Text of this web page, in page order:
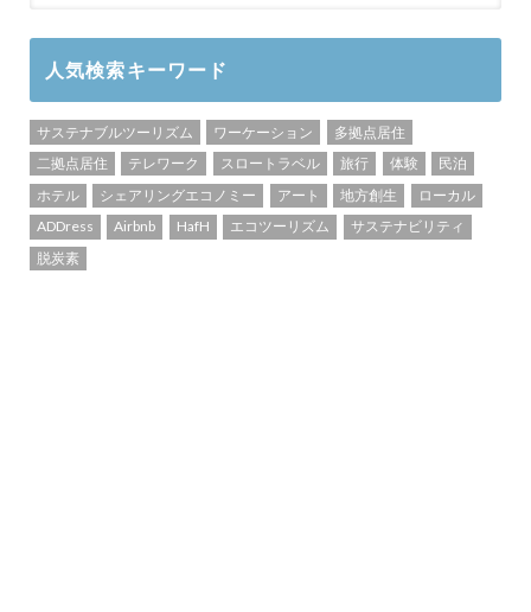
人気検索キーワード
サステナブルツーリズム ワーケーション
多拠点居住
二拠点居住
テレワーク スロートラベル 旅行 体験
民泊
ホテル
シェアリングエコノミー アート 地方創生
ローカル
ADDress
Airbnb HafH エコツーリズム
サステナビリティ
脱炭素